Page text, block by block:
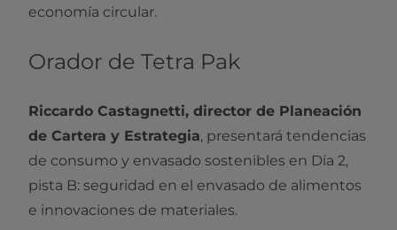
economía circular.
Orador de Tetra Pak
Riccardo Castagnetti, director de Planeación
de Cartera y Estrategia, presentará tendencias
de consumo y envasado sostenibles en Día 2,
pista B: seguridad en el envasado de alimentos
e innovaciones de materiales.